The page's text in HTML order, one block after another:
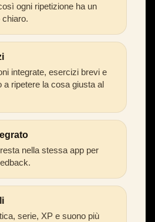
ogni ripetizione ha un
integrate, esercizi brevi e
a ripetere la cosa giusta al
nella stessa app per
serie, XP e suono più